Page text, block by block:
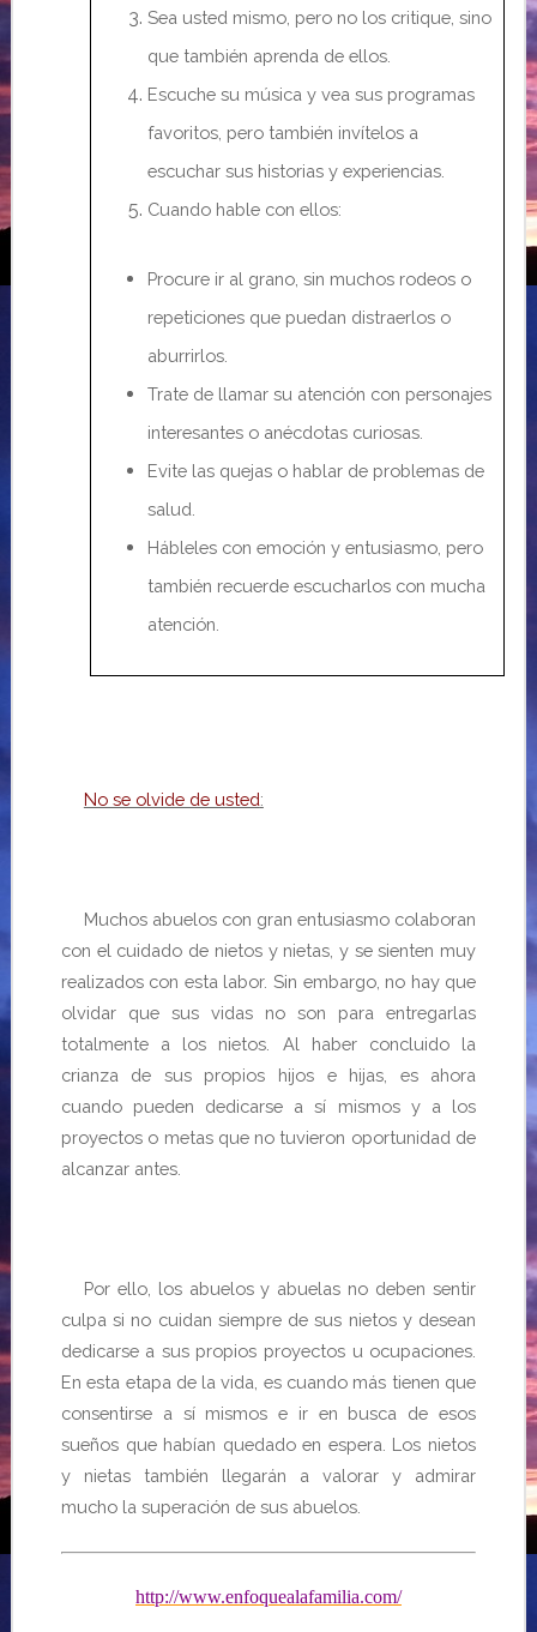
Sea usted mismo, pero no los critique, sino
que también aprenda de ellos.
Escuche su música y vea sus programas
favoritos, pero también invítelos a
escuchar sus historias y experiencias.
Cuando hable con ellos:
Procure ir al grano, sin muchos rodeos o
repeticiones que puedan distraerlos o
aburrirlos.
Trate de llamar su atención con personajes
interesantes o anécdotas curiosas.
Evite las quejas o hablar de problemas de
salud.
Hábleles con emoción y entusiasmo, pero
también recuerde escucharlos con mucha
atención.
No se olvide de usted:
Muchos abuelos con gran entusiasmo colaboran
con el cuidado de nietos y nietas, y se sienten muy
realizados con esta labor. Sin embargo, no hay que
olvidar que sus vidas no son para entregarlas
totalmente a los nietos. Al haber concluido la
crianza de sus propios hijos e hijas, es ahora
cuando pueden dedicarse a sí mismos y a los
proyectos o metas que no tuvieron oportunidad de
alcanzar antes.
Por ello, los abuelos y abuelas no deben sentir
culpa si no cuidan siempre de sus nietos y desean
dedicarse a sus propios proyectos u ocupaciones.
En esta etapa de la vida, es cuando más tienen que
consentirse a sí mismos e ir en busca de esos
sueños que habían quedado en espera. Los nietos
y nietas también llegarán a valorar y admirar
mucho la superación de sus abuelos.
http://www.enfoquealafamilia.com/